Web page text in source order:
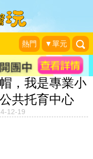
熱門 ▼單元
，我是專業小
共托育中心
12-19